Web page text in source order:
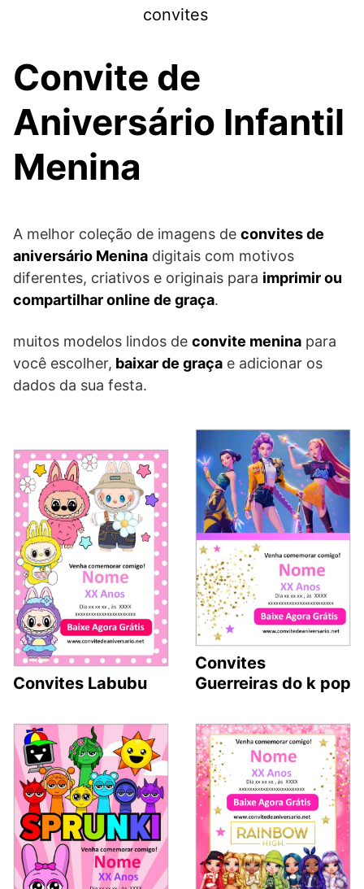
convites
Convite de
Aniversário Infantil
Menina
A melhor coleção de imagens de convites de
aniversário Menina digitais com motivos
diferentes, criativos e originais para imprimir ou
compartilhar online de graça.
muitos modelos lindos de convite menina para
você escolher, baixar de graça e adicionar os
dados da sua festa.
Convites Labubu
Convites
Guerreiras do k pop